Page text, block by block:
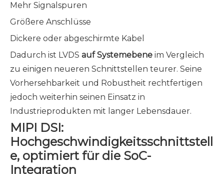
Mehr Signalspuren
Größere Anschlüsse
Dickere oder abgeschirmte Kabel
Dadurch ist LVDS auf Systemebene im Vergleich
zu einigen neueren Schnittstellen teurer. Seine
Vorhersehbarkeit und Robustheit rechtfertigen
jedoch weiterhin seinen Einsatz in
Industrieprodukten mit langer Lebensdauer.
MIPI DSI:
Hochgeschwindigkeitsschnittstell
e, optimiert für die SoC-
Integration